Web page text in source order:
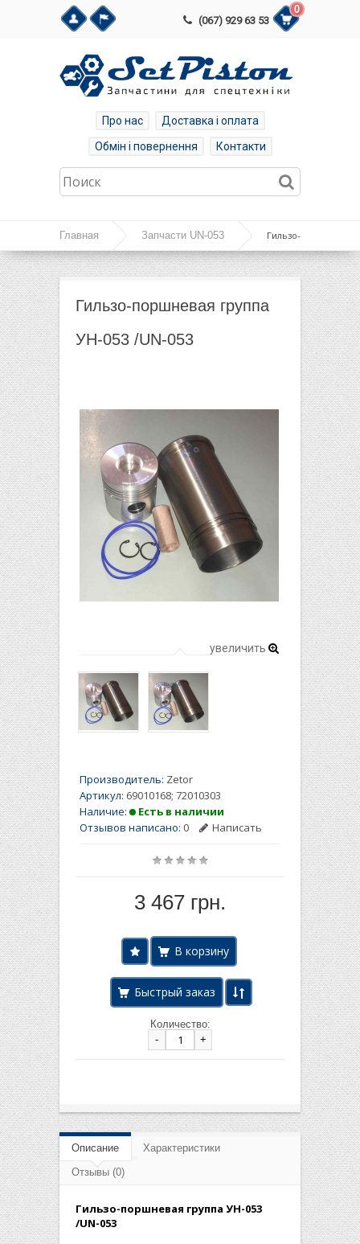
(067) 929 63 53
0
Про нас
Доставка і оплата
Обмін і повернення
Контакти
Главная Запчасти UN-053 Гильзо-
поршневая группа УН-053 /UN-053
Гильзо-поршневая группа
УН-053 /UN-053
увеличить
Производитель: Zetor
Артикул: 69010168; 72010303
Наличие:
Есть в наличии
Отзывов написано: 0 Написать
3 467 грн.
Быстрый заказ
Количество:
-
+
Описание
Характеристики
Отзывы (0)
Гильзо-поршневая группа УН-053
/UN-053